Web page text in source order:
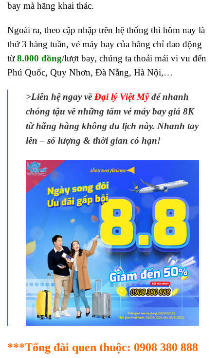
bay mà hãng khai thác.
Ngoài ra, theo cập nhập trên hệ thống thì hôm nay là
thứ 3 hàng tuần, vé máy bay của hãng chỉ dao động
từ8.000 đồng/lượt bay, chúng ta thoải mái vi vu đến
Phú Quốc, Quy Nhơn, Đà Nẵng, Hà Nội,…
>Liên hệ ngay về Đại lý Việt Mỹđể nhanh
chóng tậu về những tấm vé máy bay giá 8K
từ hãng hàng không du lịch này. Nhanh tay
lên – số lượng & thời gian có hạn!
***Tổng đài quen thuộc: 0908 380 888